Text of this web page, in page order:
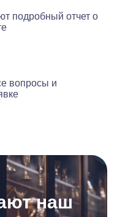
подробный отчет о
вопросы и
наш